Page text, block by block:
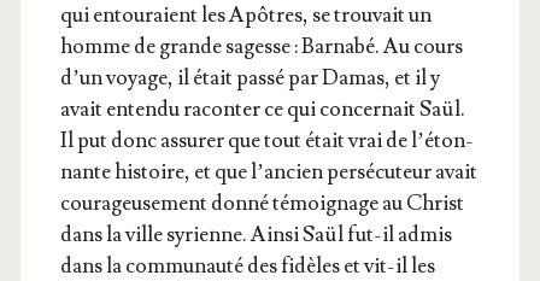
qui entou­raient les Apôtres, se trou­vait un
homme de grande sagesse : Bar­na­bé. Au cours
d’un voyage, il était pas­sé par Damas, et il y
avait enten­du racon­ter ce qui concer­nait Saül.
Il put donc assu­rer que tout était vrai de l’é­ton­
nante his­toire, et que l’an­cien per­sé­cu­teur avait
cou­ra­geu­se­ment don­né témoi­gnage au Christ
dans la ville syrienne. Ain­si Saül fut-il admis
dans la com­mu­nau­té des fidèles et vit-il les